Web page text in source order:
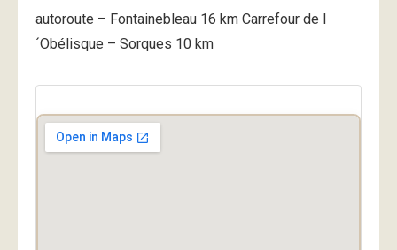
autoroute – Fontainebleau 16 km Carrefour de l
´Obélisque – Sorques 10 km